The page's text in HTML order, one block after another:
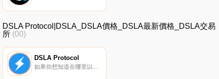
DSLA Protocol|DSLA_DSLA價格_DSLA最新價格_DSLA交易
所 (00)
DSLA Protocol